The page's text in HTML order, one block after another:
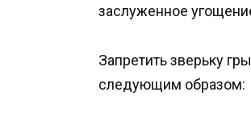
заслуженное
Запретить зверьку
следующим образом: